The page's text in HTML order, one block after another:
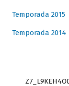
Temporada 2015
Temporada 2014